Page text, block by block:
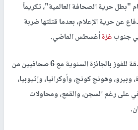
"بطل حرية الصحافة العالمية"، تكريماً
عن حرية الإعلام، بعدما قتلتها ضربة
جنوبغزةأغسطس الماضي.
واختيرت الفلسطينية أبو دقة للفوز بالجائزة السنوية مع 6 صحافيين من
وبيرو، وهونج كونج، وأوكرانيا، وإثيوبيا،
على رغم السجن، والقمع، ومحاولات